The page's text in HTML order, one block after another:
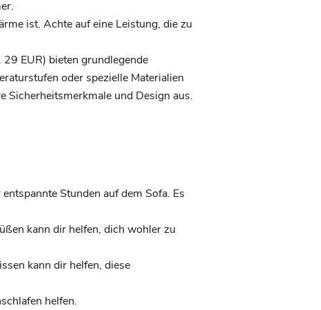
ist. Achte auf eine Leistung, die zu
EUR) bieten grundlegende
oder spezielle Materialien
Sicherheitsmerkmale und Design aus.
Stunden auf dem Sofa. Es
kann dir helfen, dich wohler zu
kann dir helfen, diese
helfen.